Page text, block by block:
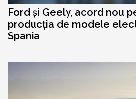
Ford și Geely, acord nou
producția de modele
Spania